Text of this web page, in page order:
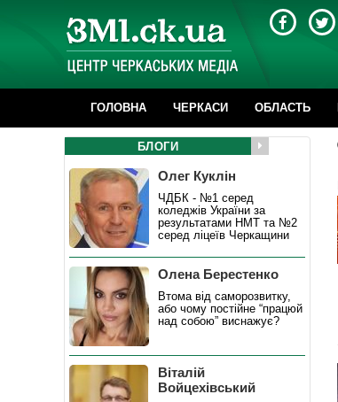
ГОЛОВНА ЧЕРКАСИ ОБЛАСТЬ
БЛОГИ
Олег Куклін
ЧДБК - №1 серед
коледжів України за
результатами НМТ та №2
серед ліцеїв Черкащини
Олена Берестенко
Втома від саморозвитку,
або чому постійне “працюй
над собою” виснажує?
Віталій
Войцехівський